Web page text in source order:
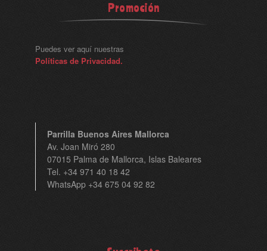
Promoción
Puedes ver aquí nuestras
Políticas de Privacidad.
Parrilla Buenos Aires Mallorca
Av. Joan Miró 280
07015 Palma de Mallorca, Islas Baleares
Tel. +34 971 40 18 42
WhatsApp +34 675 04 92 82